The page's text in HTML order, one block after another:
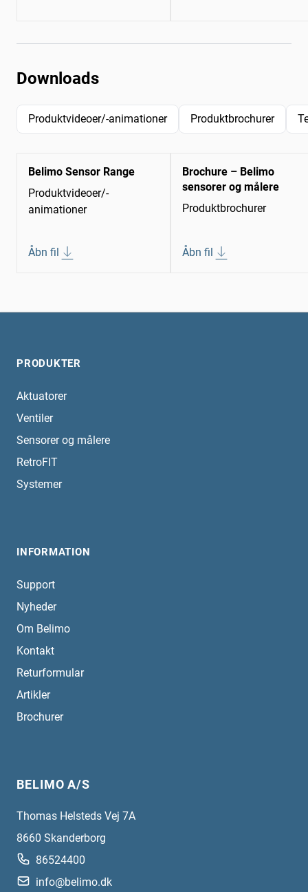
Downloads
Produktvideoer/-animationer Produktbrochurer
Belimo Sensor Range
Produktvideoer/-
animationer
Åbn fil
Brochure – Belimo
sensorer og målere
Produktbrochurer
Åbn fil
PRODUKTER
Aktuatorer
Ventiler
Sensorer og målere
RetroFIT
Systemer
INFORMATION
Support
Nyheder
Om Belimo
Kontakt
Returformular
Artikler
Brochurer
BELIMO A/S
Thomas Helsteds Vej 7A
8660 Skanderborg
86524400
info@belimo.dk